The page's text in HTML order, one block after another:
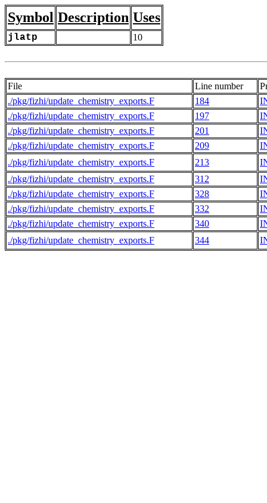
Symbol Description Uses
jlatp 10
File Line number
./pkg/fizhi/update_chemistry_exports.F
184
./pkg/fizhi/update_chemistry_exports.F
197
./pkg/fizhi/update_chemistry_exports.F
201
./pkg/fizhi/update_chemistry_exports.F
209
./pkg/fizhi/update_chemistry_exports.F
213
./pkg/fizhi/update_chemistry_exports.F
312
./pkg/fizhi/update_chemistry_exports.F
328
./pkg/fizhi/update_chemistry_exports.F
332
./pkg/fizhi/update_chemistry_exports.F
340
./pkg/fizhi/update_chemistry_exports.F
344